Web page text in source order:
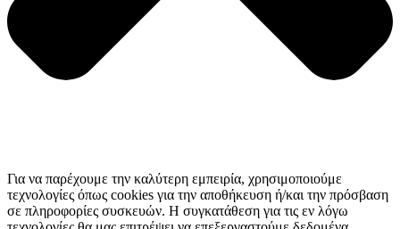
Για να παρέχουμε την καλύτερη εμπειρία, χρησιμοποιούμε
τεχνολογίες όπως cookies για την αποθήκευση ή/και την πρόσβαση
σε πληροφορίες συσκευών. Η συγκατάθεση για τις εν λόγω